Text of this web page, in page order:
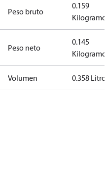
Peso bruto
0.159
Kilogramo
Peso neto
0.145
Kilogramo
Volumen 0.358 Litro